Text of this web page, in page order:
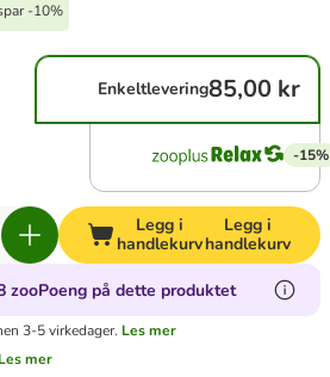
-10%
Enkeltlevering85,00 kr
-15%
Legg i
handlekurv
Legg i
handlekurv
zooPoeng på dette produktet
3-5 virkedager. Les mer
Les mer